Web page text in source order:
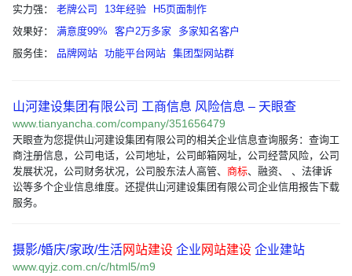
实力强： 老牌公司 13年经验
H5页面制作
效果好：
满意度99% 客户2万多家
多家知名客户
服务佳：
品牌网站 功能平台网站 集团型网站群
山河建设集团有限公司 工商信息 风险信息 – 天眼查
www.tianyancha.com/company/351656479
天眼查为您提供山河建设集团有限公司的相关企业信息查询服务：查询工
商注册信息，公司电话，公司地址，公司邮箱网址，公司经营风险，公司
发展状况，公司财务状况，公司股东法人高管、 商标、融资、 、法律诉
讼等多个企业信息维度。还提供山河建设集团有限公司企业信用报告下载
服务。
摄影/婚庆/家政/生活网站建设 企业 网站建设 企业建站
www.qyjz.com.cn/c/html5/m9